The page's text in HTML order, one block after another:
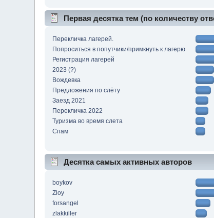
Первая десятка тем (по количеству
Перекличка лагерей.
Попроситься в попутчики/примкнуть к лагерю
Регистрация лагерей
2023 (?)
Вождевка
Предложения по слёту
Заезд 2021
Перекличка 2022
Туризма во время слета
Спам
Десятка самых активных авторов
boykov
Zloy
forsangel
zlakkiller